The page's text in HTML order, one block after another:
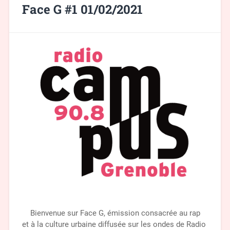
Face G #1 01/02/2021
Bienvenue sur Face G, émission consacrée au rap
et à la culture urbaine diffusée sur les ondes de Radio